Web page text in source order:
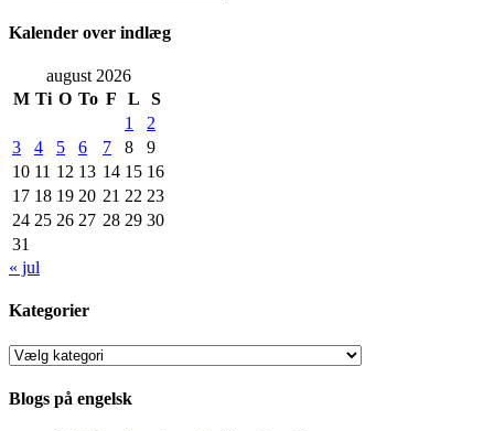
Kalender over indlæg
august 2026
M Ti O To F L
S
1
2
3
4 5 6 7 8
9
10 11 12 13 14 15 16
17 18 19 20 21 22 23
24 25 26 27 28 29 30
31
« jul
Kategorier
Kategorier
Blogs på engelsk